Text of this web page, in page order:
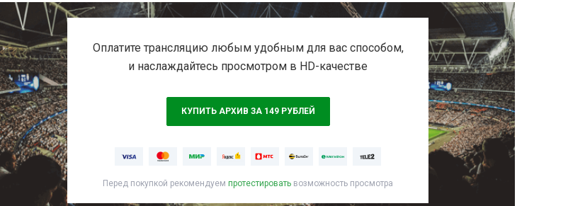
Оплатите трансляцию любым удобным для вас способом,
и наслаждайтесь просмотром в HD-качестве
КУПИТЬ АРХИВ ЗА 149 РУБЛЕЙ
Перед покупкой рекомендуем протестировать возможность просмотра